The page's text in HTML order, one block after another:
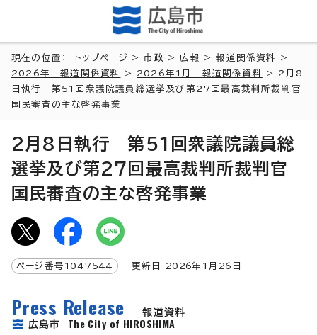
現在の位置： トップページ >市政 >広報 >報道関係資料
>
2026年 報道関係資料
> 2026年1月 報道関係資料
> 2月8
日執行 第51回衆議院議員総選挙及び第27回最高裁判所裁判官
国民審査の主な啓発事業
2月8日執行 第51回衆議院議員総
選挙及び第27回最高裁判所裁判官
国民審査の主な啓発事業
ページ番号 1047544 更新日 2026年1月 26 日
Press Release
報道資料
広島市 The City of HIROSHIMA